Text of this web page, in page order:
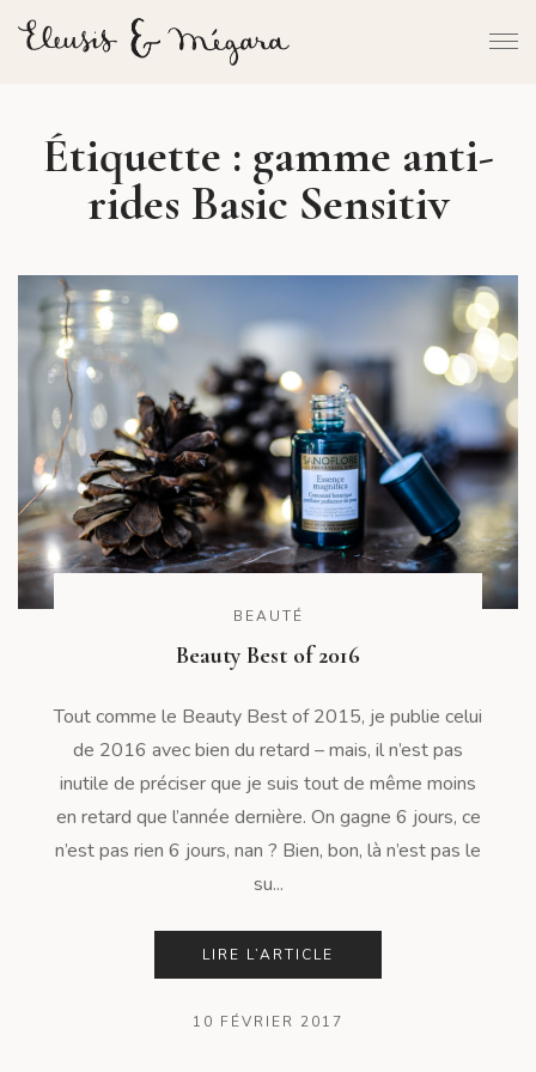
Étiquette : gamme anti-
rides Basic Sensitiv
BEAUTÉ
Beauty Best of 2016
Tout comme le Beauty Best of 2015, je publie celui
de 2016 avec bien du retard – mais, il n’est pas
inutile de préciser que je suis tout de même moins
en retard que l’année dernière. On gagne 6 jours, ce
n’est pas rien 6 jours, nan ? Bien, bon, là n’est pas le
su...
LIRE L’ARTICLE
10 FÉVRIER 2017